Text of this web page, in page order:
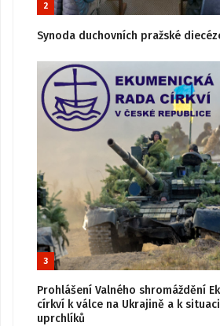
2
Synoda duchovních pražské
3
Prohlášení Valného shromáždění
církví k válce na Ukrajině a k
uprchlíků